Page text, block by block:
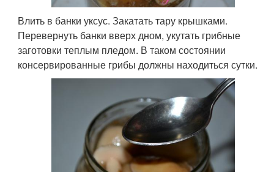
Влить в банки уксус. Закатать тару крышками.
Перевернуть банки вверх дном, укутать грибные
заготовки теплым пледом. В таком состоянии
консервированные грибы должны находиться сутки.